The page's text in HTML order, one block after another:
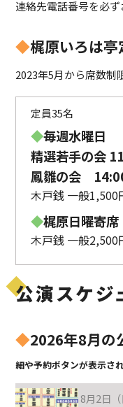
連絡先電話番号を必ず
◆梶原いろは
2023年5月から席数制
定員35名
◆毎週水曜日
精選若手の会
鳳雛の会
木戸銭 一般1,500
◆梶原日曜寄
木戸銭 一般2,500
公演スケジ
◆2026年8月の
細や予約ボタンが表示さ
8月2日（